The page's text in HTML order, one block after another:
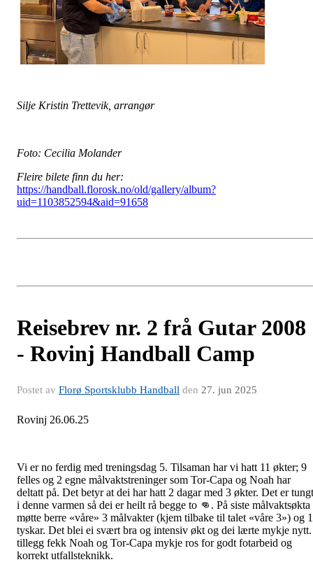
Silje Kristin Trettevik, arrangør
Foto: Cecilia Molander
Fleire bilete finn du her:
https://handball.florosk.no/old/gallery/album?
uid=1103852594&aid=91658
Reisebrev nr. 2 frå Gutar 2008
- Rovinj Handball Camp
Postet av Florø Sportsklubb Handball den 27. jun 2025
Rovinj 26.06.25
Vi er no ferdig med treningsdag 5. Tilsaman har vi hatt 11 økter; 9
felles og 2 egne målvaktstreninger som Tor-Capa og Noah har
deltatt på. Det betyr at dei har hatt 2 dagar med 3 økter. Det er tungt
i denne varmen så dei er heilt rå begge to 👊. På siste målvaktsøkta
møtte berre «våre» 3 målvakter (kjem tilbake til talet «våre 3») og 1
tyskar. Det blei ei svært bra og intensiv økt og dei lærte mykje
tillegg fekk Noah og Tor-Capa mykje ros for godt fotarbeid og
korrekt utfallsteknikk.